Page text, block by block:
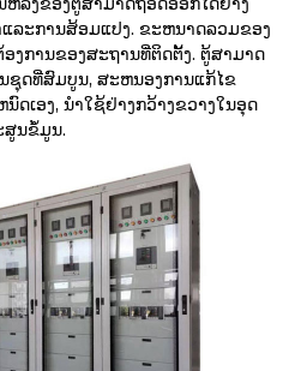
ລະການສ້ອມແປງ. ຂະຫນາດລວມຂອງ
ງການຂອງສະຖານທີ່ຕິດຕັ້ງ. ຕູ້ສາມາດ
ຊຸດທີ່ສົມບູນ, ສະຫນອງການແກ້ໄຂ
ດເອງ, ນໍາໃຊ້ຢ່າງກວ້າງຂວາງໃນອຸດ
ສູນຂໍ້ມູນ.